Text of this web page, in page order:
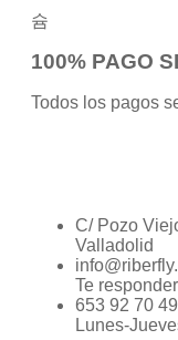
100% PAGO
Todos los pagos
C/ Pozo
Valladolid
Te
653 92 70 49
Lunes-